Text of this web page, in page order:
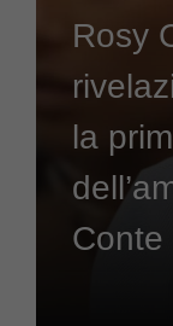
Rosy
la
Conte